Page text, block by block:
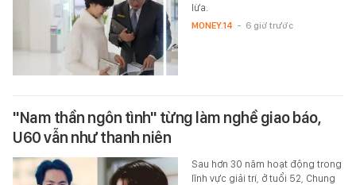
lừa.
MONEY.14 - 6 giờ trước
"Nam thần ngôn tình" từng làm nghề giao báo,
U60 vẫn như thanh niên
Sau hơn 30 năm hoạt động trong
lĩnh vực giải trí, ở tuổi 52, Chung